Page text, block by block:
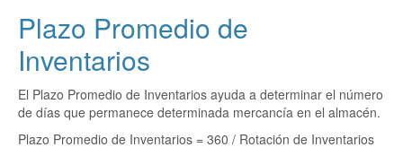
Plazo Promedio de
Inventarios
El Plazo Promedio de Inventarios ayuda a determinar el número
de días que permanece determinada mercancía en el almacén.
Plazo Promedio de Inventarios = 360 / Rotación de Inventarios